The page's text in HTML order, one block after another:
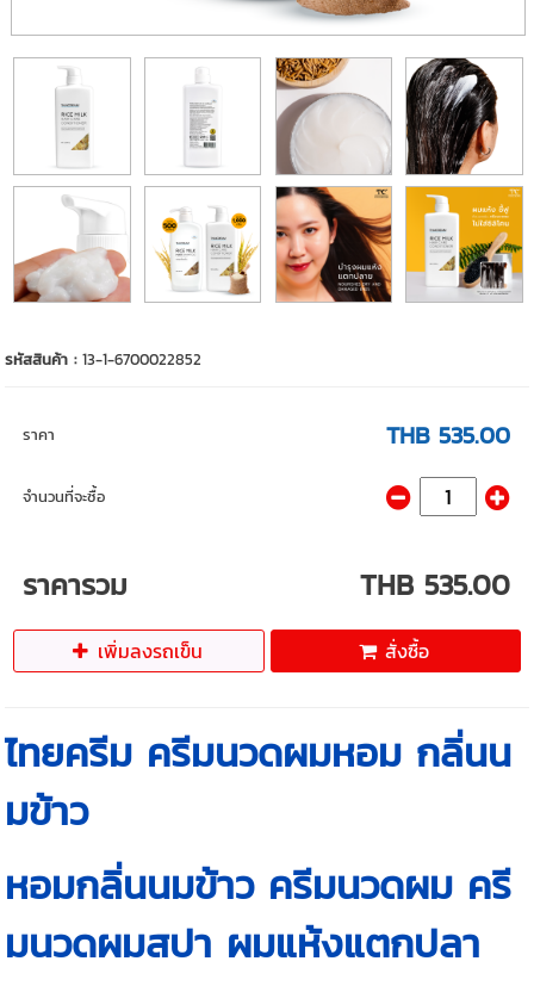
รหัสสินค้า :13-1-6700022852
ราคา THB 535.00
จำนวนที่จะซื้อ
ราคารวม THB 535.00
เพิ่มลงรถเข็น สั่งซื้อ
ไทยครีม ครีมนวดผมหอม กลิ่นน
มข้าว
หอมกลิ่นนมข้าว ครีมนวดผม ครี
มนวดผมสปา ผมแห้งแตกปลา